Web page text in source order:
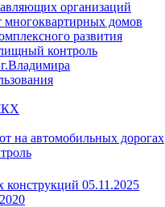
организаций
домов
развития
контроль
на автомобильных дорогах
05.11.2025